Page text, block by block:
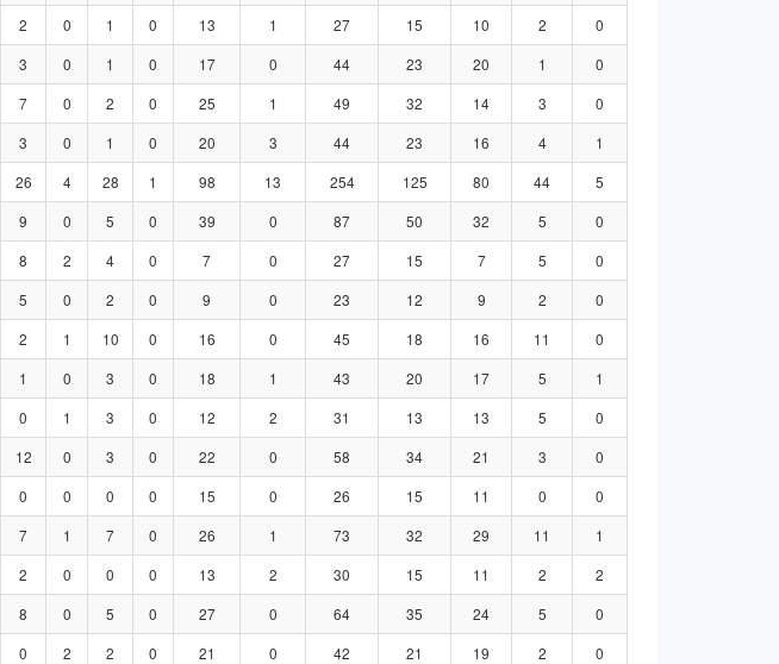
2 0 1 0 13 1 27 15 10 2
0
3 0 1 0 17 0 44 23 20 1
0
7 0 2 0 25 1 49 32 14 3
0
3 0 1 0 20 3 44 23 16 4
1
26 4 28 1 98 13 254 125 80 44
5
9 0 5 0 39 0 87 50 32 5
0
8 2 4 0 7 0 27 15 7 5
0
5 0 2 0 9 0 23 12 9 2
0
2 1 10 0 16 0 45 18 16 11
0
1 0 3 0 18 1 43 20 17 5
1
0 1 3 0 12 2 31 13 13 5
0
12 0 3 0 22 0 58 34 21 3
0
0 0 0 0 15 0 26 15 11 0
0
7 1 7 0 26 1 73 32 29 11
1
2 0 0 0 13 2 30 15 11 2
2
8 0 5 0 27 0 64 35 24 5
0
0 2 2 0 21 0 42 21 19 2
0